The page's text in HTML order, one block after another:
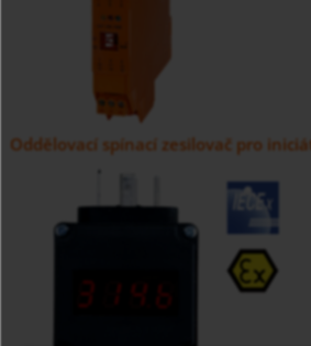
Oddělovací spínací zesilovač pro